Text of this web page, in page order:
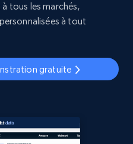
tous les marchés,
à tout
gratuite